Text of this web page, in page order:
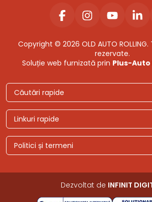
Copyright © 2026 OLD AUTO
rezervate.
Soluție web furnizată prin Plus-
Căutări rapide
Linkuri rapide
Politici și termeni
Dezvoltat de INFINIT